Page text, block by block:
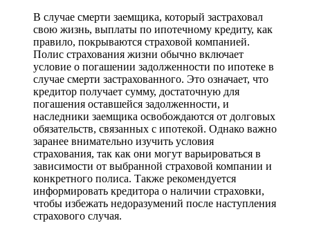
В случае смерти заемщика, который застраховал
свою жизнь, выплаты по ипотечному кредиту, как
правило, покрываются страховой компанией.
Полис страхования жизни обычно включает
условие о погашении задолженности по ипотеке в
случае смерти застрахованного. Это означает, что
кредитор получает сумму, достаточную для
погашения оставшейся задолженности, и
наследники заемщика освобождаются от долговых
обязательств, связанных с ипотекой. Однако важно
заранее внимательно изучить условия
страхования, так как они могут варьироваться в
зависимости от выбранной страховой компании и
конкретного полиса. Также рекомендуется
информировать кредитора о наличии страховки,
чтобы избежать недоразумений после наступления
страхового случая.